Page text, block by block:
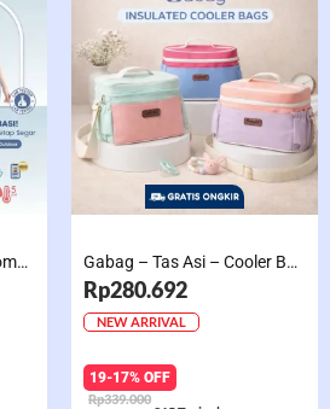
Sling Double Insulated Compartment Cappucino Black, Creamy, Salem, Chocolate Gabag – Tas Asi – Cooler Bag Sling Single Compartment Mint Grape Bubble
Rp280.692
NEW ARRIVAL
19-17% OFF
Rp339.000